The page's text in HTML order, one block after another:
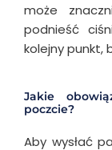
może
podnieść
kolejny punkt,
Jakie
poczcie?
Aby wysłać